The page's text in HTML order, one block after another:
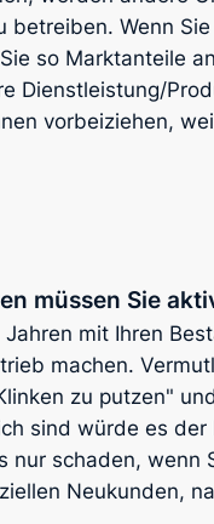
betreiben. Wenn
so Marktanteile
Dienstleistung/
vorbeiziehen,
müssen Sie
mit Ihren
machen.
zu putzen"
sind würde es
nur schaden, wenn
Neukunden,